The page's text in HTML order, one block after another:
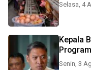
Selasa, 4
Kepala
Senin, 3